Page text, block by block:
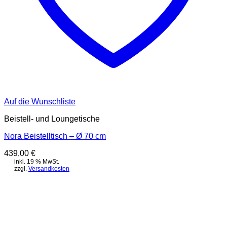
Auf die Wunschliste
Beistell- und Loungetische
Nora Beistelltisch – Ø 70 cm
439,00 €
inkl. 19 % MwSt.
zzgl. Versandkosten